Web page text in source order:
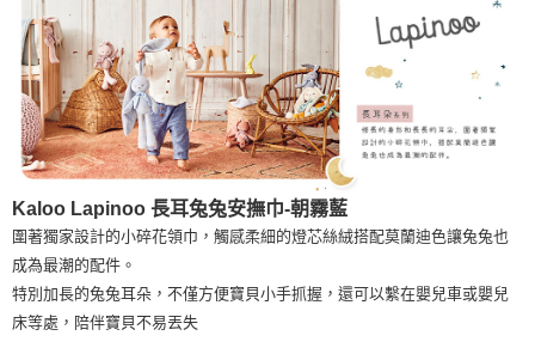
２．關於個人資料處理事宜，請瀏覽以下網址：
https://aftee.tw/terms/#terms3
３．未成年的使用者請事先徵得法定代理人或監護人之同意方可使用
「AFTEE先享後付」，若未經同意申辦者引起之損失，本公司不負相關責
任。
４．使用「AFTEE先享後付」時，將依據個別帳號之用戶狀況，依本公司即
時審查核予不同之上限額度；若仍有額度不足之情形，本公司將視審查結果
請求用戶進行身份認證。
５．嚴禁一人註冊多個帳號或使用他人資訊註冊。若發現惡意使用之情形，
恩沛科技股份有限公司將有權停止該用戶之使用額度並採取法律行動。
Kaloo Lapinoo 長耳兔兔安撫巾-朝霧藍
圍著獨家設計的小碎花領巾，觸感柔細的燈芯絲絨搭配莫蘭迪色讓兔兔也
成為最潮的配件。
特別加長的兔兔耳朵，不僅方便寶貝小手抓握，還可以繫在嬰兒車或嬰兒
床等處，陪伴寶貝不易丟失